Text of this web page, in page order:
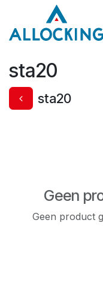
Overslaan naar inhoud
sta20
sta20
Geen
Geen product